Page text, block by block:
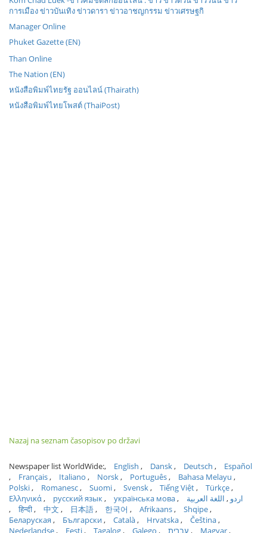
การเมือง ข่าวบันเทิง ข่าวดารา ข่าวอาชญกรรม ข่าวเศรษฐกิ
Manager Online
Phuket Gazette (EN)
Than Online
The Nation (EN)
หนังสือพิมพ์ไทยรัฐ ออนไลน์ (Thairath)
หนังสือพิมพ์ไทยโพสต์ (ThaiPost)
Nazaj na seznam časopisov po državi
Newspaper list WorldWide: English Dansk Deutsch
Español
Français
Italiano Norsk Português
Bahasa Melayu
Polski
Romanesc Suomi Svensk Tiếng Việt
Türkçe
Ελληνικά
русский язык українська мова اردو
اللغة العربية
हिन्दी
中文 日本語 한국어 Afrikaans
Shqipe
Беларуская
Български Català Hrvatska
Čeština
Nederlandse
Eesti Tagalog Galego עברית Magyar